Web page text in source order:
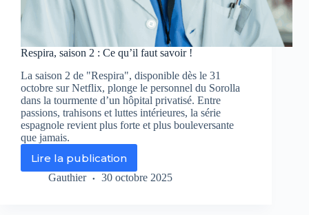
Respira, saison 2 : Ce qu’il faut savoir !
La saison 2 de "Respira", disponible dès le 31
octobre sur Netflix, plonge le personnel du Sorolla
dans la tourmente d’un hôpital privatisé. Entre
passions, trahisons et luttes intérieures, la série
espagnole revient plus forte et plus bouleversante
que jamais.
Lire la publication
Respira,
saison
Gauthier 30 octobre 2025